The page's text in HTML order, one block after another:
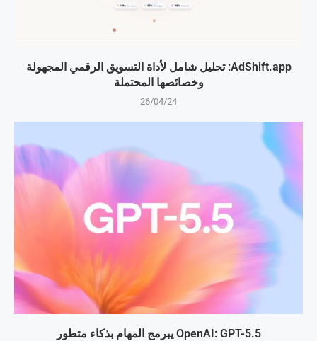
AdShift.app: تحليل شامل لأداة التسويق الرقمي المجهولة
وخصائصها المحتملة
26/04/24
OpenAI: GPT-5.5 يبرمج المهام بذكاء متطور